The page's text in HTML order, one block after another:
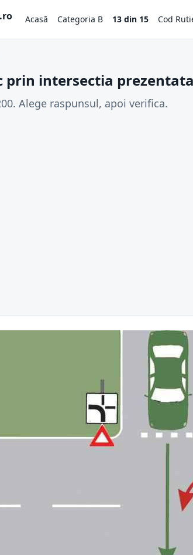
Acasă Categoria B 13 din 15 Cod
prin intersectia
Alege raspunsul, apoi verifica.